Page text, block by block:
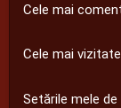
Cele mai
Cele mai
Setările mele